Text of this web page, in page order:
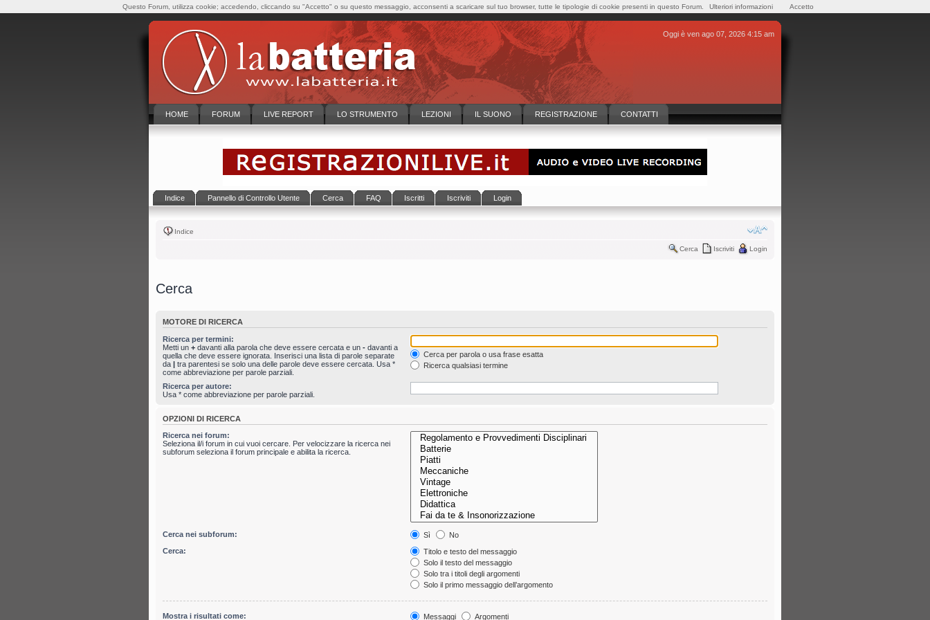
Oggi è ven ago 07, 2026 4:15 am
HOME FORUM LIVE REPORT LO STRUMENTO LEZIONI IL SUONO REGISTRAZIONE CONTATTI
Indice Pannello di Controllo Utente Cerca FAQ Iscritti Iscriviti Login
Indice
Cerca Iscriviti Login
Cerca
MOTORE DI RICERCA
Ricerca per termini:
Metti un + davanti alla parola che deve essere cercata e un - davanti a
quella che deve essere ignorata. Inserisci una lista di parole separate
da | tra parentesi se solo una delle parole deve essere cercata. Usa *
come abbreviazione per parole parziali.
Cerca per parola o usa frase esatta
Ricerca qualsiasi termine
Ricerca per autore:
Usa * come abbreviazione per parole parziali.
OPZIONI DI RICERCA
Ricerca nei forum:
Seleziona il/i forum in cui vuoi cercare. Per velocizzare la ricerca nei
subforum seleziona il forum principale e abilita la ricerca.
Cerca nei subforum: Sì
No
Cerca:
Titolo e testo del messaggio
Solo il testo del messaggio
Solo tra i titoli degli argomenti
Solo il primo messaggio dell’argomento
Mostra i risultati come: Messaggi Argomenti
Questo Forum, utilizza cookie; accedendo, cliccando su "Accetto" o su questo messaggio, acconsenti a scaricare sul tuo browser, tutte le tipologie di cookie presenti in questo Forum. Ulteriori informazioni Accetto